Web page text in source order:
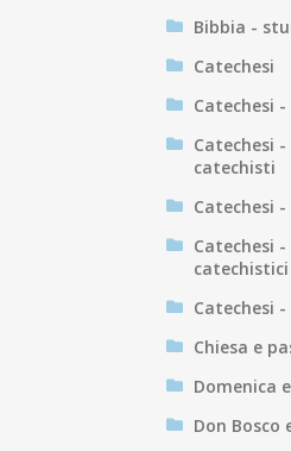
Bibbia -
Catechesi
Catechesi
Catechesi
catechisti
Catechesi -
Catechesi
catechistici
Catechesi
Chiesa e
Domenica
Don Bosco